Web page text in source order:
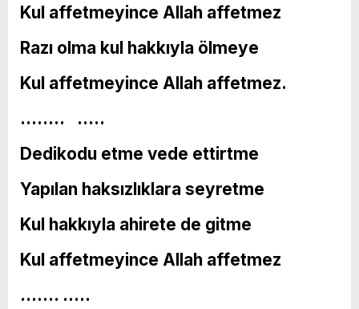
Kul affetmeyince Allah affetmez
Razı olma kul hakkıyla ölmeye
Kul affetmeyince Allah affetmez.
…….. …..
Dedikodu etme vede ettirtme
Yapılan haksızlıklara seyretme
Kul hakkıyla ahirete de gitme
Kul affetmeyince Allah affetmez
……. …..